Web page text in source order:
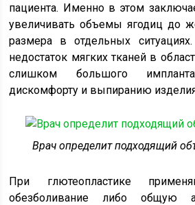
пациента. Именно в этом
увеличивать объемы ягодиц до
размера в отдельных
недостаток мягких тканей в
слишком большого
дискомфорту и выпиранию
Врач определит подходящий
При глютеопластике
обезболивание либо общую